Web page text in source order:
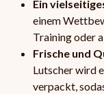
Ein
einem
Training oder
Frische und
Lutscher wird
verpackt,